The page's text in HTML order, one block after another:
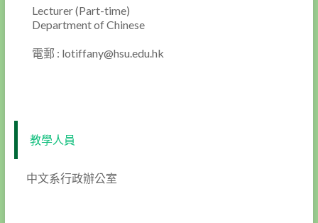
Lecturer (Part-time)
Department of Chinese
電郵 : lotiffany@hsu.edu.hk
教學人員
中文系行政辦公室